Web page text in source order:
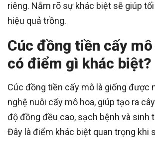
riêng. Nắm rõ sự khác biệt sẽ giúp
hiệu quả trồng.
Cúc đồng tiền cấy
có điểm gì khác biệt?
Cúc đồng tiền cấy mô là giống được
nghệ nuôi cấy mô hoa, giúp tạo ra
độ đồng đều cao, sạch bệnh và sinh
Đây là điểm khác biệt quan trọng khi